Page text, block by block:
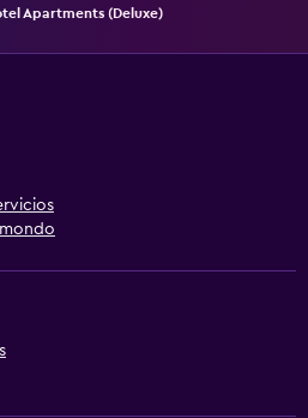
Apartments (Deluxe)